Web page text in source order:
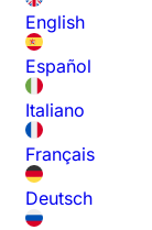
English
Español
Italiano
Français
Deutsch